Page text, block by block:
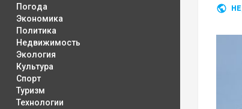
Погода
Экономика
Политика
Недвижимость
Экология
Культура
Спорт
Туризм
Технологии